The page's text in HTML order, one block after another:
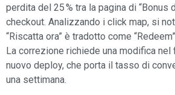
perdita del 25 % tra la pagina di “Bonus
checkout. Analizzando i click map, si
“Riscatta ora” è tradotto come
La correzione richiede una modifica nel
nuovo deploy, che porta il tasso di
una settimana.